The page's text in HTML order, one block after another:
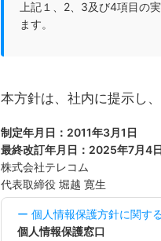
上記１、2、3及び4項目の
ます。
本方針は、社内に提示し
制定年月日：2011年3月1日
最終改訂年月日：2025年7月4日
株式会社テレコム
代表取締役 堀越 寛生
ー 個人情報保護方針に関す
個人情報保護窓口